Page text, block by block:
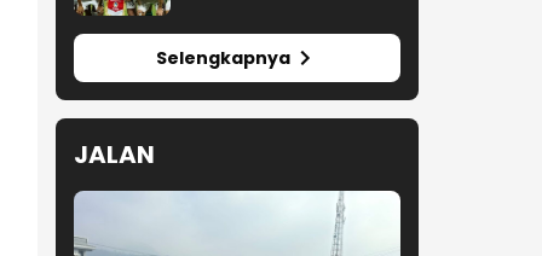
Taklukkan De Minaur,
Norrie Amankan Tiket
16 Besar Canadian
Open
Semifinal AFF 2026